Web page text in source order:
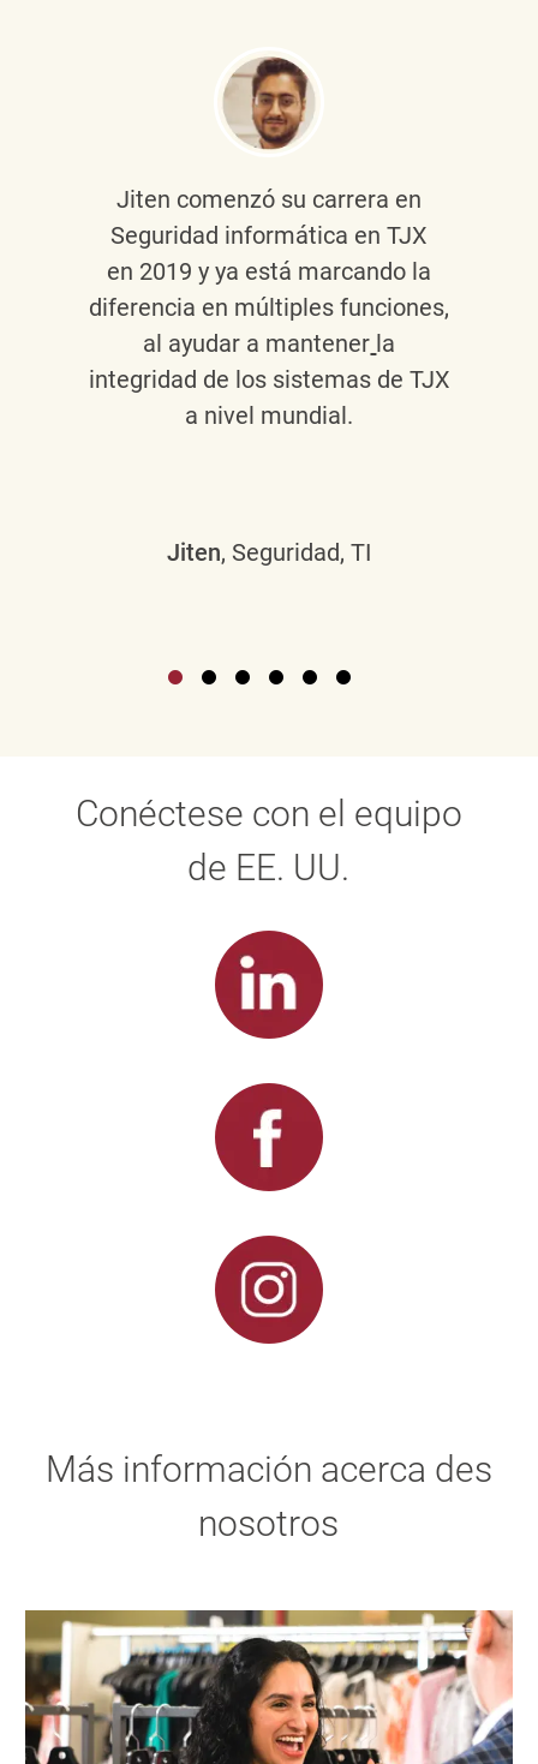
Jiten comenzó su carrera en
Seguridad informática en TJX
en 2019 y ya está marcando la
diferencia en múltiples funciones,
al ayudar a mantener la
integridad de los sistemas de TJX
a nivel mundial.
Jiten, Seguridad, TI
Conéctese con el equipo
de EE. UU.
Más información acerca des
nosotros